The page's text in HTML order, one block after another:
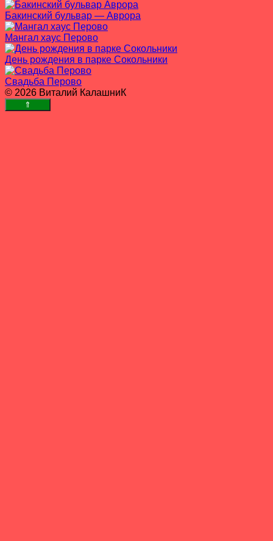
Бакинский бульвар — Аврора
Мангал хаус Перово
День рождения в парке Сокольники
Свадьба Перово
© 2026 Виталий КалашниК